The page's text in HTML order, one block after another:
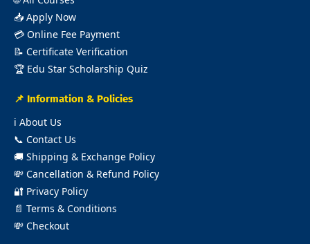
📥 Apply Now
💳 Online Fee Payment
📝 Certificate Verification
🏆 Edu Star Scholarship Quiz
📌 Information & Policies
ℹ️ About Us
📞 Contact Us
🚚 Shipping & Exchange Policy
💸 Cancellation & Refund Policy
🔐 Privacy Policy
📄 Terms & Conditions
💸 Checkout